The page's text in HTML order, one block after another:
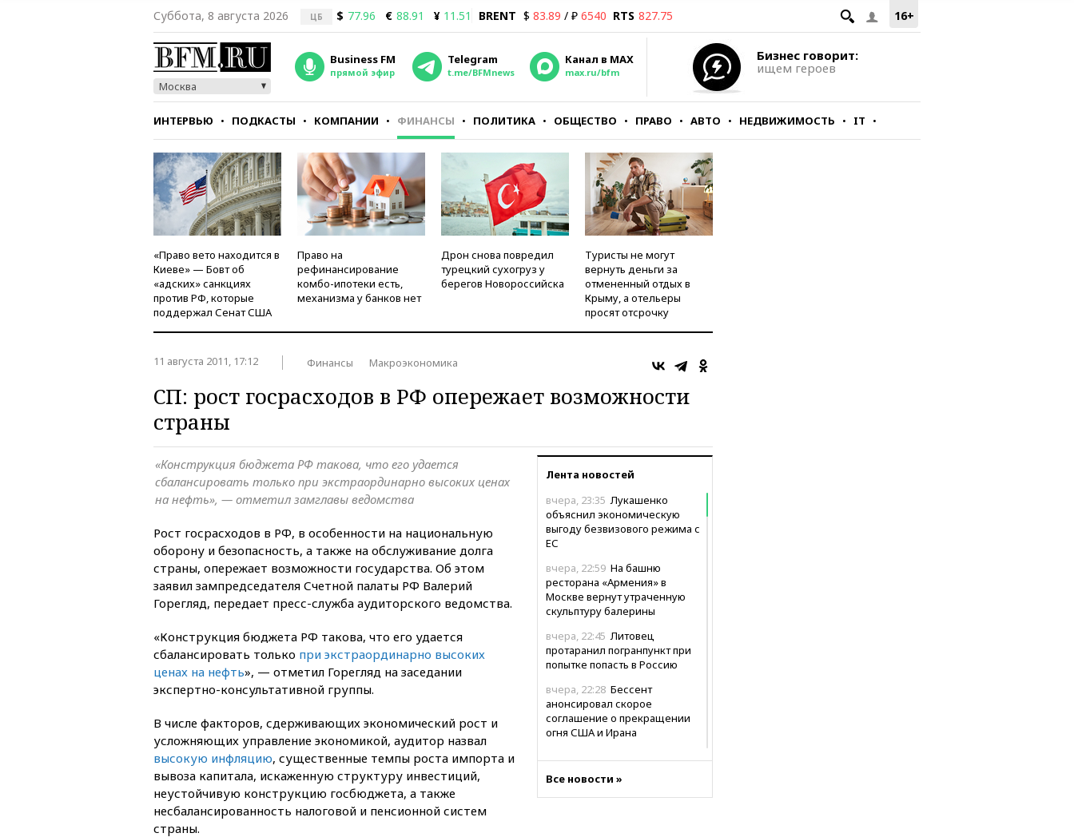
16+
Суббота, 8 августа 2026 ЦБ $ 77.96 € 88.91 ¥ 11.51 BRENT $ 83.89 / ₽ 6540 RTS 827.75
Москва
Business FM
прямой эфир
Telegram
t.me/BFMnews
Канал в MAX
max.ru/bfm
Бизнес говорит:
ищем героев
ИНТЕРВЬЮ ПОДКАСТЫ КОМПАНИИ ФИНАНСЫ ПОЛИТИКА ОБЩЕСТВО ПРАВО АВТО НЕДВИЖИМОСТЬ IT
СТИЛЬ ТЕСТЫ
«Право вето находится в
Киеве» — Бовт об
«адских» санкциях
против РФ, которые
поддержал Сенат США
Право на
рефинансирование
комбо-ипотеки есть,
механизма у банков нет
Дрон снова повредил
турецкий сухогруз у
берегов Новороссийска
Туристы не могут
вернуть деньги за
отмененный отдых в
Крыму, а отельеры
просят отсрочку
11 августа 2011, 17:12 Финансы Макроэкономика
СП: рост госрасходов в РФ опережает возможности
страны
Лента новостей
вчера, 23:35 Лукашенко
объяснил экономическую
выгоду безвизового режима с
ЕС
вчера, 22:59 На башню
ресторана «Армения» в
Москве вернут утраченную
скульптуру балерины
вчера, 22:45 Литовец
протаранил погранпункт при
попытке попасть в Россию
вчера, 22:28 Бессент
анонсировал скорое
соглашение о прекращении
огня США и Ирана
при нападении в Чехии
Все новости »
«Конструкция бюджета РФ такова, что его удается
сбалансировать только при экстраординарно высоких ценах
на нефть», — отметил замглавы ведомства
Рост госрасходов в РФ, в особенности на национальную
оборону и безопасность, а также на обслуживание долга
страны, опережает возможности государства. Об этом
заявил зампредседателя Счетной палаты РФ Валерий
Горегляд, передает пресс-служба аудиторского ведомства.
«Конструкция бюджета РФ такова, что его удается
сбалансировать только при экстраординарно высоких
ценах на нефть», — отметил Горегляд на заседании
экспертно-консультативной группы.
В числе факторов, сдерживающих экономический рост и
усложняющих управление экономикой, аудитор назвал
высокую инфляцию, существенные темпы роста импорта и
вывоза капитала, искаженную структуру инвестиций,
неустойчивую конструкцию госбюджета, а также
несбалансированность налоговой и пенсионной систем
страны.